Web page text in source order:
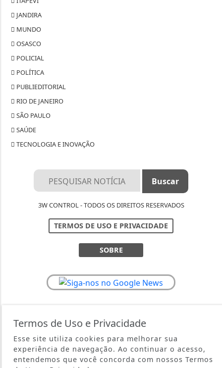
JANDIRA
MUNDO
OSASCO
POLICIAL
POLÍTICA
PUBLIEDITORIAL
RIO DE JANEIRO
SÃO PAULO
SAÚDE
TECNOLOGIA E INOVAÇÃO
3W CONTROL - TODOS OS DIREITOS RESERVADOS
TERMOS DE USO E PRIVACIDADE
SOBRE
Termos de Uso e Privacidade
Esse site utiliza cookies para melhorar sua
experiência de navegação. Ao continuar o acesso,
entendemos que você concorda com nossos Termos